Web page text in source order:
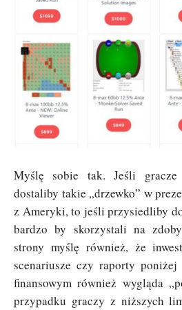
Myślę sobie tak. Jeśli
dostaliby takie „drzewko” w
z Ameryki, to jeśli przysiedliby
bardzo by skorzystali na
strony myślę również, że
scenariusze czy raporty
finansowym również wygląda
przypadku graczy z niższych